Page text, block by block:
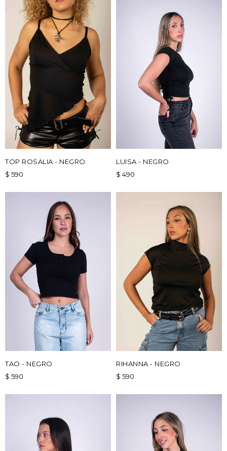
TOP ROSALIA - NEGRO
$ 590
LUISA - NEGRO
$ 490
TAO - NEGRO
$ 590
RIHANNA - NEGRO
$ 590